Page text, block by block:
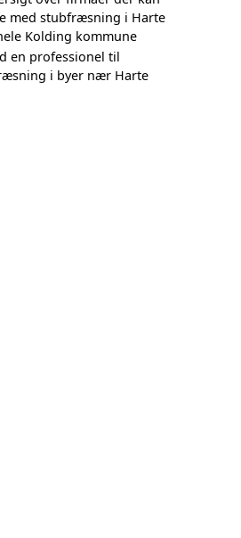
med stubfræsning i Harte
Kolding kommune
en professionel til
i byer nær Harte